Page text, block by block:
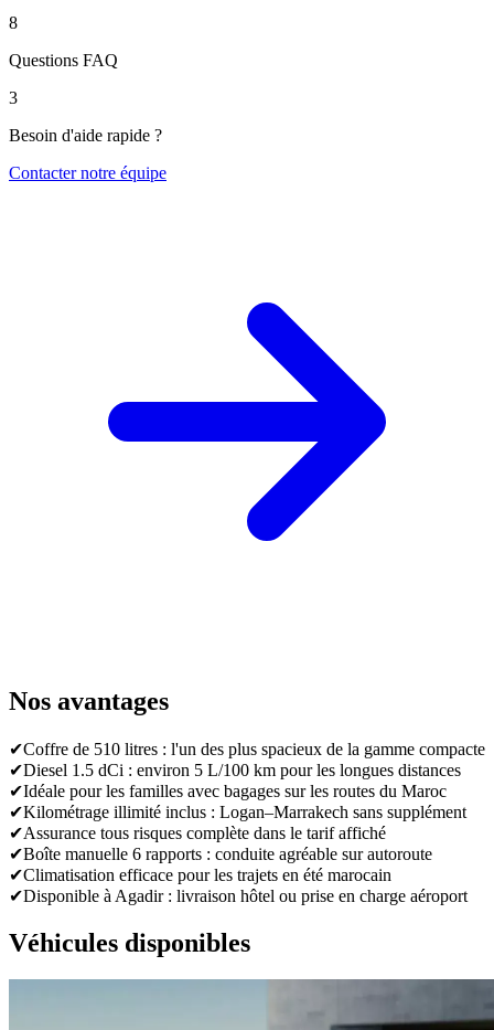
8
Questions FAQ
3
Besoin d'aide rapide ?
Contacter notre équipe
Nos avantages
✔Coffre de 510 litres : l'un des plus spacieux de la gamme compacte
✔Diesel 1.5 dCi : environ 5 L/100 km pour les longues distances
✔Idéale pour les familles avec bagages sur les routes du Maroc
✔Kilométrage illimité inclus : Logan–Marrakech sans supplément
✔Assurance tous risques complète dans le tarif affiché
✔Boîte manuelle 6 rapports : conduite agréable sur autoroute
✔Climatisation efficace pour les trajets en été marocain
✔Disponible à Agadir : livraison hôtel ou prise en charge aéroport
Véhicules disponibles